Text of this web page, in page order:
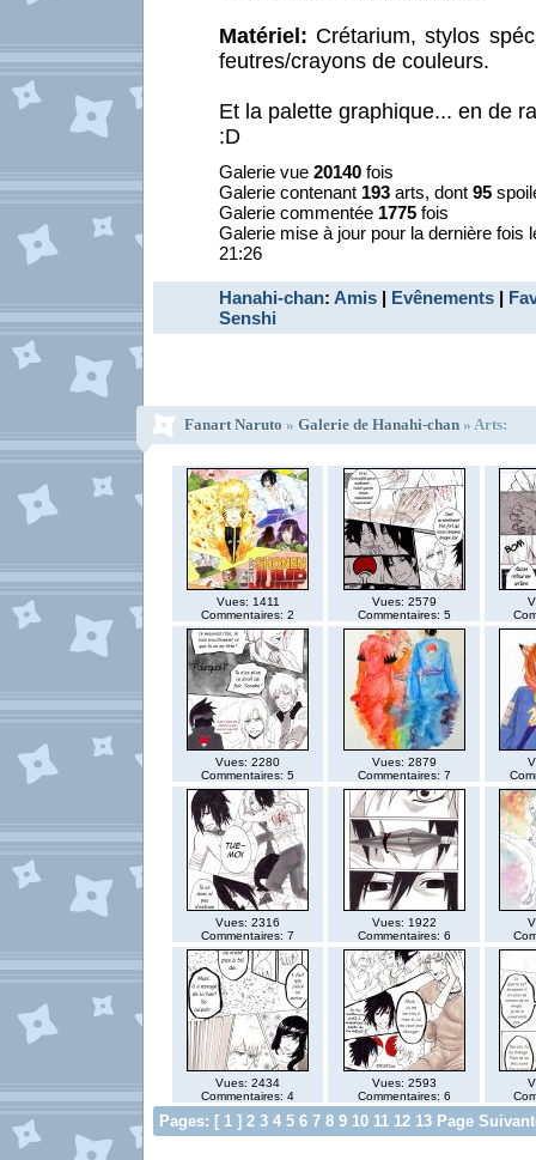
Matériel: Crétarium, stylos
feutres/crayons de couleurs.
Et la palette graphique... en de
:D
Galerie vue 20140 fois
Galerie contenant 193 arts, dont 95
Galerie commentée 1775 fois
Galerie mise à jour pour la dernière fois
21:26
Hanahi-chan: Amis | Evênements |
Senshi
Fanart Naruto » Galerie de Hanahi-chan » Arts:
Vues: 1411
Commentaires: 2
Vues: 2579
Commentaires: 5
Vues: 2280
Commentaires: 5
Vues: 2879
Commentaires: 7
Vues: 2316
Commentaires: 7
Vues: 1922
Commentaires: 6
Vues: 2434
Commentaires: 4
Vues: 2593
Commentaires: 6
Pages: [ 1 ] 2 3 4 5 6 7 8 9 10 11 12 13 Page